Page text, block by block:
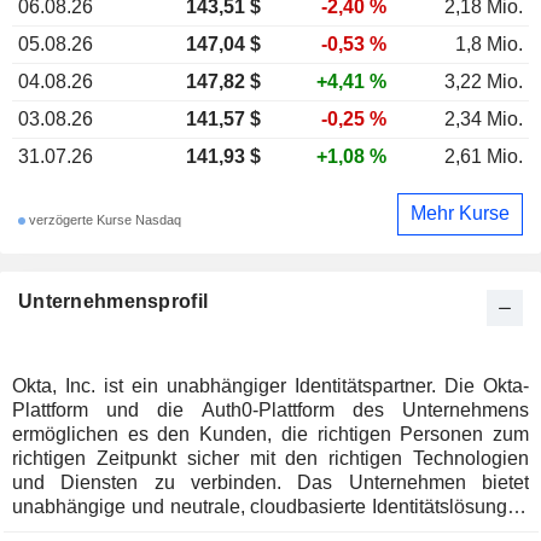
Unternehmensprofil
Okta, Inc. ist ein unabhängiger Identitätspartner. Die Okta-
Plattform und die Auth0-Plattform des Unternehmens
ermöglichen es den Kunden, die richtigen Personen zum
richtigen Zeitpunkt sicher mit den richtigen Technologien
und Diensten zu verbinden. Das Unternehmen bietet
unabhängige und neutrale, cloudbasierte Identitätslösungen
06.08.26 143,51 $ -2,40 %
2,18 Mio.
05.08.26
147,04 $ -0,53 %
1,8 Mio.
04.08.26
147,82 $ +4,41 %
3,22 Mio.
03.08.26
141,57 $ -0,25 %
2,34 Mio.
31.07.26
141,93 $ +1,08 % 2,61 Mio.
verzögerte Kurse Nasdaq Mehr Kurse